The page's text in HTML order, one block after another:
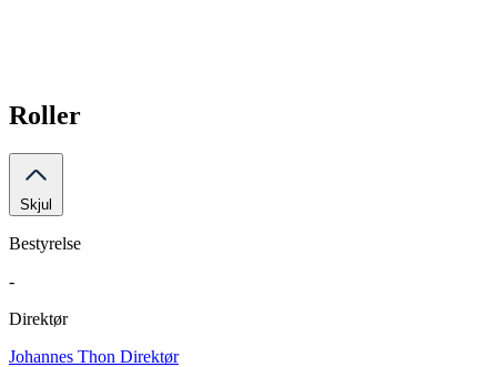
Roller
Skjul
Bestyrelse
-
Direktør
Johannes Thon Direktør